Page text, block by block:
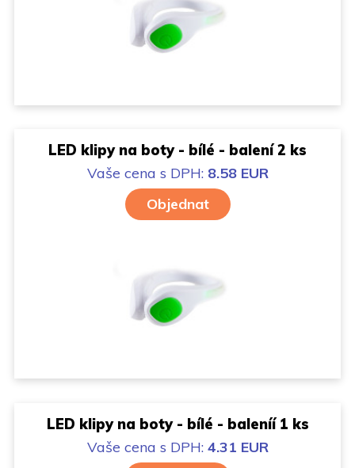
LED klipy na boty - bílé - balení 2 ks
Vaše cena s DPH: 8.58 EUR
Objednat
LED klipy na boty - bílé - baleníí 1 ks
Vaše cena s DPH: 4.31 EUR